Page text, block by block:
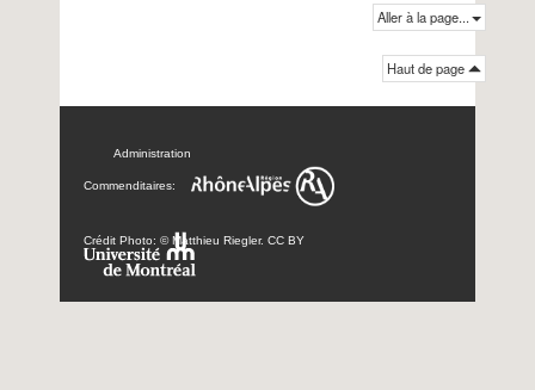
Aller à la page...
Haut de page
Administration
Commenditaires:
Crédit Photo: © Matthieu Riegler. CC BY